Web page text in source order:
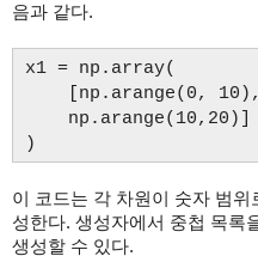
음과 같다.
x1 = np.array(
[np.arange(0, 10),
np.arange(10,20)]
)
이 코드는 각 차원이 숫자 범
성한다. 생성자에서 중첩 목록
생성할 수 있다.